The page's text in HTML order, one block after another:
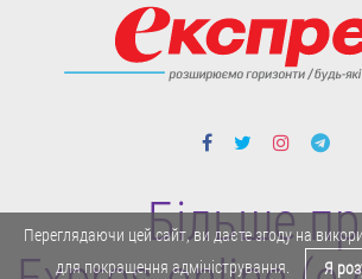
Більше
Переглядаючи цей сайт, ви даєте згоду на
для покращення адміністрування.
Я